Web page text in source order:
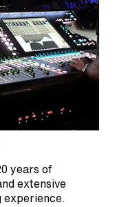
years of
extensive
experience.